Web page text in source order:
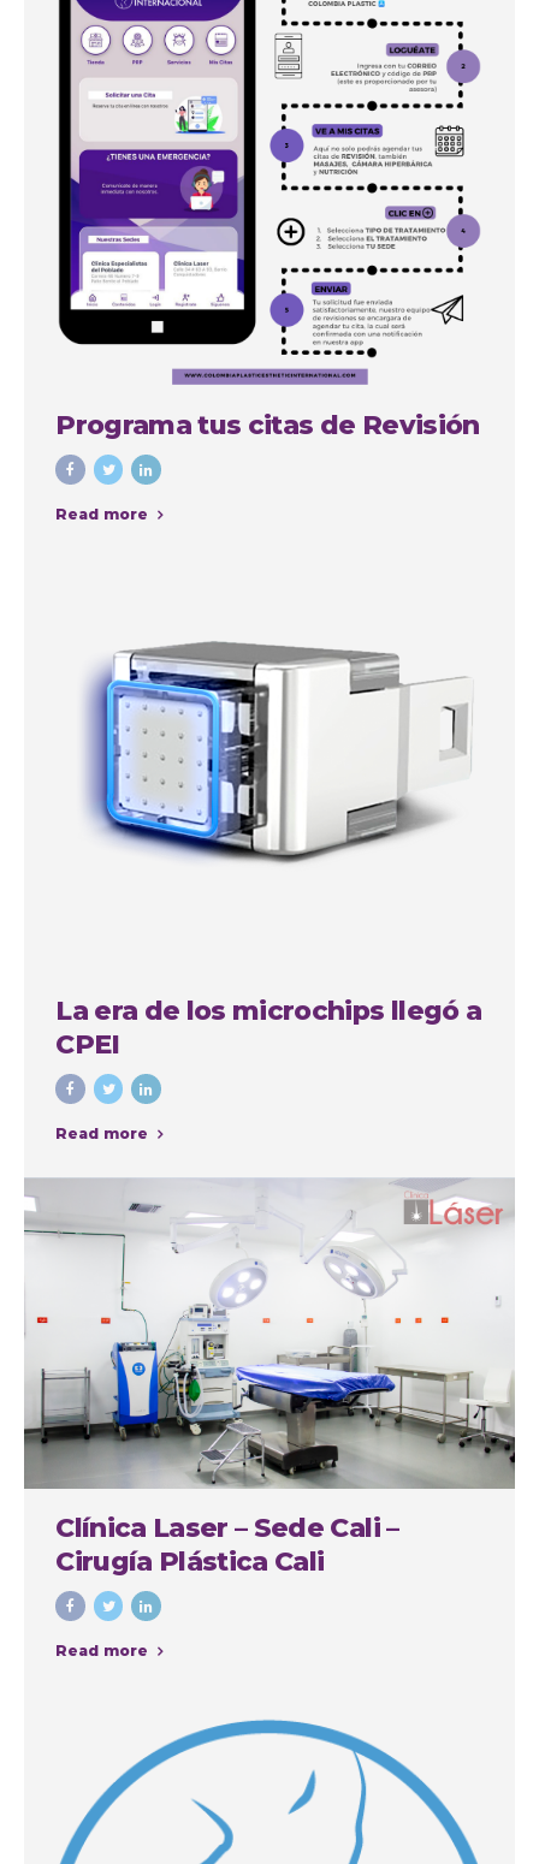
Programa tus citas de Revisión
Read more
La era de los microchips llegó a
CPEI
Read more
Clínica Laser – Sede Cali –
Cirugía Plástica Cali
Read more